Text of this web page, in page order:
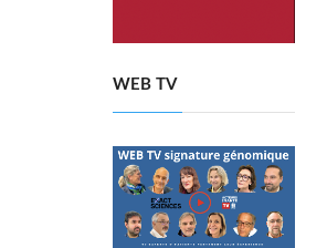
WEB TV